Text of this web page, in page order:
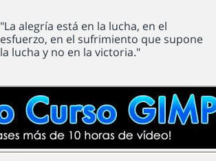
"La alegría está en la lucha, en el
esfuerzo, en el sufrimiento que supone
la lucha y no en la victoria."